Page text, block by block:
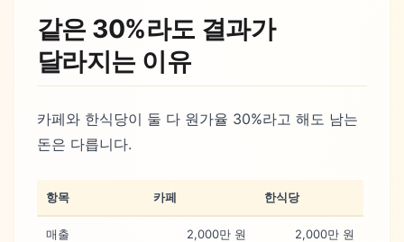
같은 30%라도 결과가
달라지는 이유
카페와 한식당이 둘 다 원가율 30%라고 해도 남는
돈은 다릅니다.
항목 카페 한식당
매출 2,000만 원 2,000만 원